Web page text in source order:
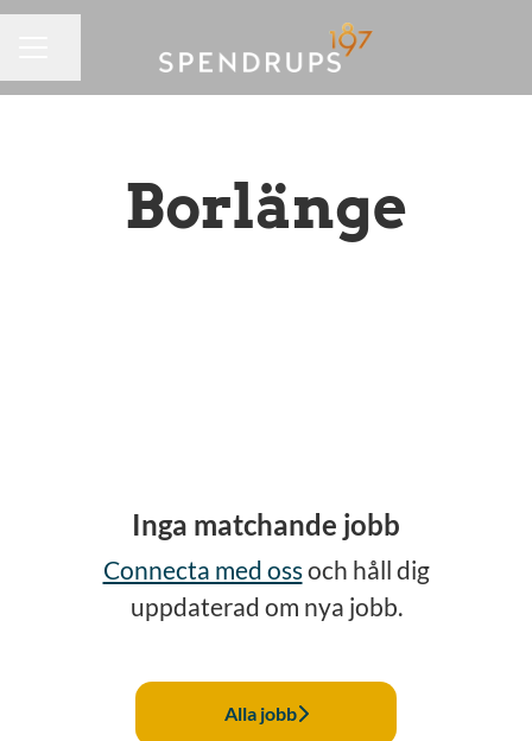
Borlänge
Inga matchande jobb
Connecta med ossoch håll dig
uppdaterad om nya jobb.
Alla jobb